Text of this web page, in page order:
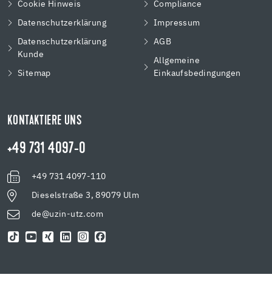
Cookie Hinweis
Datenschutzerklärung
Datenschutzerklärung
Kunde
Sitemap
Compliance
Impressum
AGB
Allgemeine
Einkaufsbedingungen
KONTAKTIERE UNS
+49 731 4097-0
+49 731 4097-110
Dieselstraße 3, 89079 Ulm
de@uzin-utz.com